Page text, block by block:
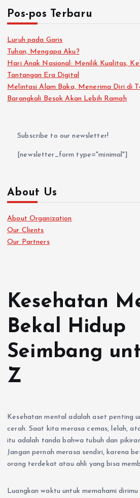
Pos-pos Terbaru
Luruh pada Garis
Tuhan, Mengapa Aku?
Hari Anak Nasional: Menilik Kualitas,
Tantangan Era Digital
Melintasi Alam Baka, Menerima Diri di
Barangkali Besok Akan Lebih Ramah
Subscribe to our newsletter!
[newsletter_form type="minimal"]
About Us
About Organization
Our Clients
Our Partners
Kesehatan
Bekal Hidup
Seimbang
Z
Kesehatan mental adalah aset penting
cerah. Saat kita merasa cemas, lelah,
itu adalah tanda bahwa tubuh dan
Jangan pernah merasa sendiri, karena
orang terdekat atau ahli yang bisa
Luangkan waktu untuk memahami